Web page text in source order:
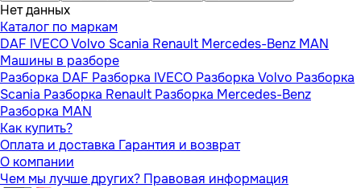
Нет данных
Каталог по маркам
DAF IVECOVolvo Scania Renault Mercedes-Benz MAN
Машины в разборе
Разборка DAF Разборка IVECO Разборка Volvo Разборка
Scania Разборка Renault Разборка Mercedes-Benz
Разборка MAN
Как купить?
Оплата и доставка Гарантия и возврат
О компании
Чем мы лучше других? Правовая информация